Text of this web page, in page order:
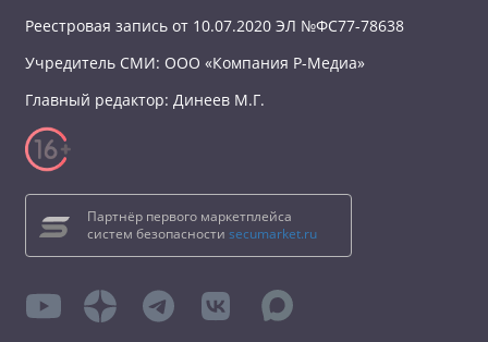
Реестровая запись от 10.07.2020 ЭЛ №ФС77-78638
Учредитель СМИ: ООО «Компания Р-Медиа»
Главный редактор: Динеев М.Г.
Партнёр первого маркетплейса
систем безопасности secumarket.ru